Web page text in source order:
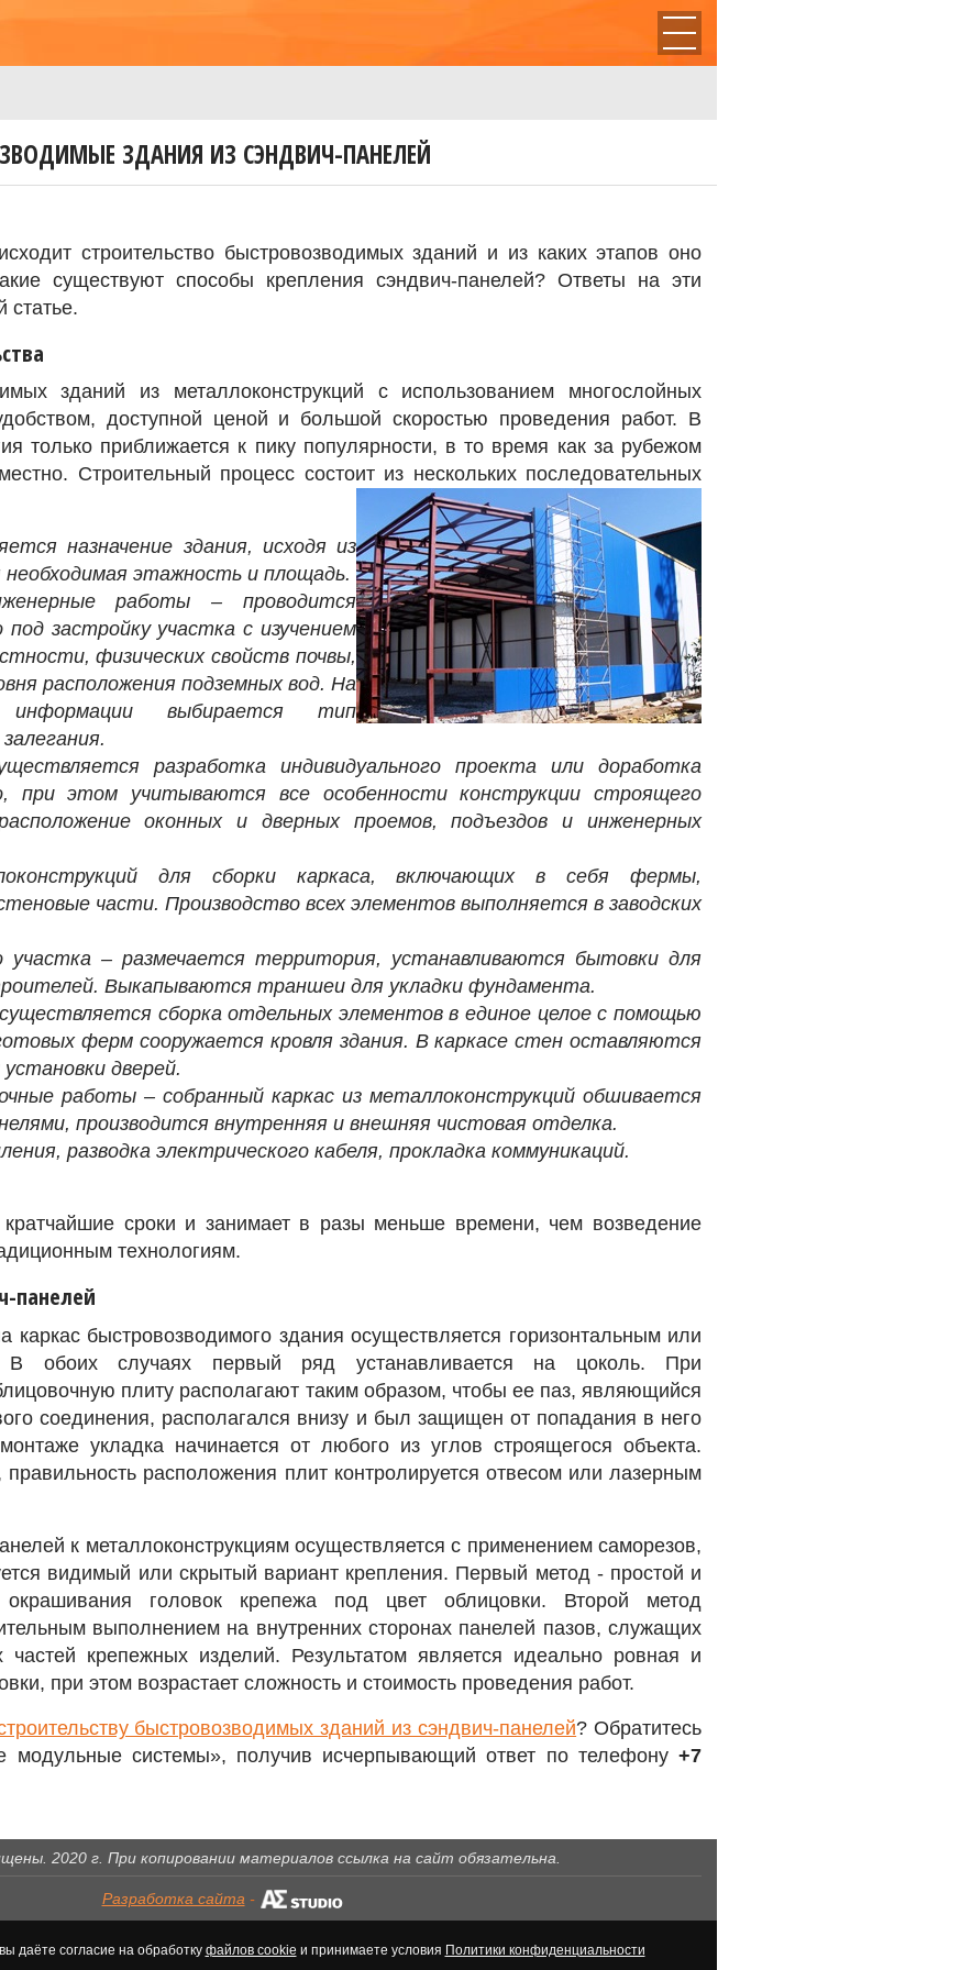
ЗДАНИЯ ИЗ СЭНДВИЧ-ПАНЕЛЕЙ
строительство быстровозводимых зданий и из каких этапов оно
существуют способы крепления сэндвич-панелей? Ответы на эти
статье.
зданий из металлоконструкций с использованием многослойных
доступной ценой и большой скоростью проведения работ. В
только приближается к пику популярности, в то время как за рубежом
Строительный процесс состоит из нескольких последовательных
назначение здания, исходя из
этажность и площадь.
работы – проводится
под застройку участка с изучением
физических свойств почвы,
расположения подземных вод. На
информации выбирается тип
разработка индивидуального проекта или доработка
при этом учитываются все особенности конструкции строящего
оконных и дверных проемов, подъездов и инженерных
для сборки каркаса, включающих в себя фермы,
части. Производство всех элементов выполняется в заводских
участка – размечается территория, устанавливаются бытовки для
Выкапываются траншеи для укладки фундамента.
сборка отдельных элементов в единое целое с помощью
ферм сооружается кровля здания. В каркасе стен оставляются
дверей.
работы – собранный каркас из металлоконструкций обшивается
производится внутренняя и внешняя чистовая отделка.
разводка электрического кабеля, прокладка коммуникаций.
сроки и занимает в разы меньше времени, чем возведение
технологиям.
панелей
каркас быстровозводимого здания осуществляется горизонтальным или
В обоих случаях первый ряд устанавливается на цоколь. При
плиту располагают таким образом, чтобы ее паз, являющийся
соединения, располагался внизу и был защищен от попадания в него
укладка начинается от любого из углов строящегося объекта.
расположения плит контролируется отвесом или лазерным
к металлоконструкциям осуществляется с применением саморезов,
видимый или скрытый вариант крепления. Первый метод - простой и
головок крепежа под цвет облицовки. Второй метод
выполнением на внутренних сторонах панелей пазов, служащих
крепежных изделий. Результатом является идеально ровная и
при этом возрастает сложность и стоимость проведения работ.
быстровозводимых зданий из сэндвич-панелей? Обратитесь
модульные системы», получив исчерпывающий ответ по телефону +7
2020 г. При копировании материалов ссылка на сайт обязательна.
Разработка сайта-
даёте согласие на обработку файлов cookie и принимаете условия Политики конфиденциальности